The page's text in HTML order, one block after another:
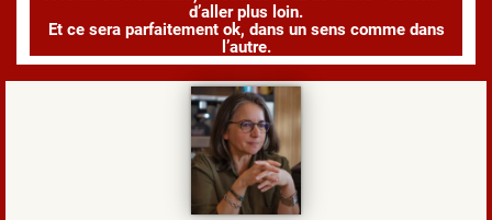
d’aller plus loin.
Et ce sera parfaitement ok, dans un sens comme dans
l’autre.